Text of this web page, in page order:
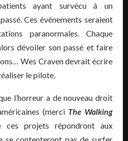
ayant survécu à un
Ces événements seraient
paranormales. Chaque
dévoiler son passé et faire
Wes Craven devrait écrire
le pilote.
l’horreur a de nouveau droit
(merci The Walking
ces projets répondront aux